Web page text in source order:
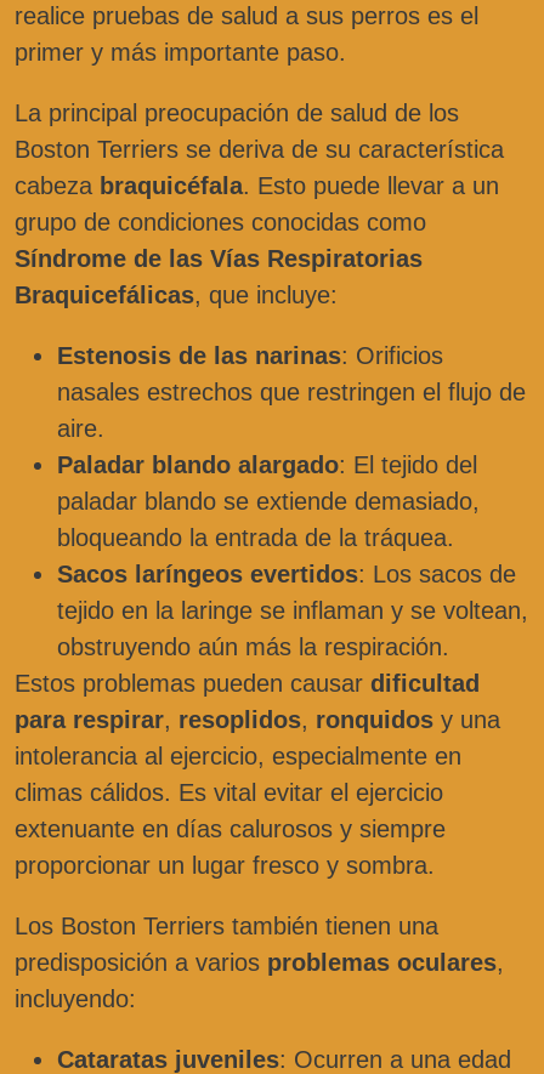
realice pruebas de salud a sus perros es el
primer y más importante paso.
La principal preocupación de salud de los
Boston Terriers se deriva de su característica
cabeza braquicéfala. Esto puede llevar a un
grupo de condiciones conocidas como
Síndrome de las Vías Respiratorias
Braquicefálicas, que incluye:
Estenosis de las narinas: Orificios
nasales estrechos que restringen el flujo de
aire.
Paladar blando alargado: El tejido del
paladar blando se extiende demasiado,
bloqueando la entrada de la tráquea.
Sacos laríngeos evertidos: Los sacos de
tejido en la laringe se inflaman y se voltean,
obstruyendo aún más la respiración.
Estos problemas pueden causar dificultad
para respirar, resoplidos, ronquidos y una
intolerancia al ejercicio, especialmente en
climas cálidos. Es vital evitar el ejercicio
extenuante en días calurosos y siempre
proporcionar un lugar fresco y sombra.
Los Boston Terriers también tienen una
predisposición a varios problemas oculares,
incluyendo:
Cataratas juveniles: Ocurren a una edad